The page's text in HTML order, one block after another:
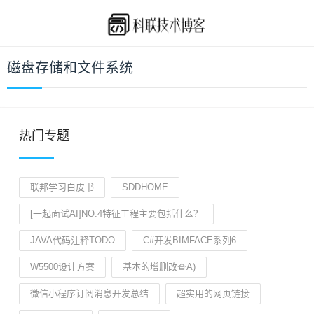
磁盘存储和文件系统
热门专题
联邦学习白皮书 SDDHOME
[一起面试AI]NO.4特征工程主要包括什么？
JAVA代码注释TODO C#开发BIMFACE系列6
W5500设计方案 基本的增删改查A)
微信小程序订阅消息开发总结 超实用的网页链接